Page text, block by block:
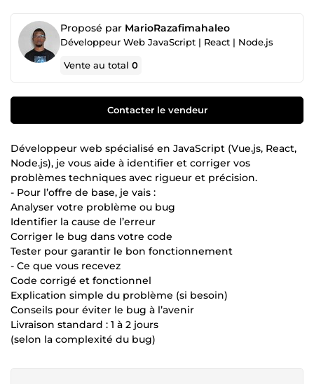
Proposé par MarioRazafimahaleo
Développeur Web JavaScript | React | Node.js
Vente au total0
Contacter le vendeur
Développeur web spécialisé en JavaScript (Vue.js, React,
Node.js), je vous aide à identifier et corriger vos
problèmes techniques avec rigueur et précision.
- Pour l’offre de base, je vais :
Analyser votre problème ou bug
Identifier la cause de l’erreur
Corriger le bug dans votre code
Tester pour garantir le bon fonctionnement
- Ce que vous recevez
Code corrigé et fonctionnel
Explication simple du problème (si besoin)
Conseils pour éviter le bug à l’avenir
Livraison standard : 1 à 2 jours
(selon la complexité du bug)